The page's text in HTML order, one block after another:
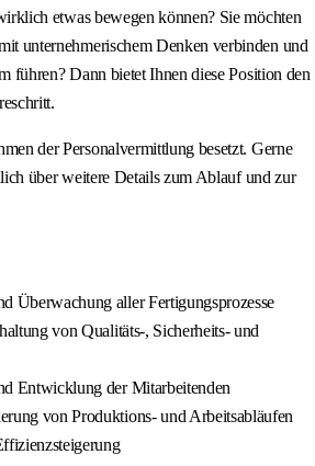
etwas bewegen können? Sie möchten
unternehmerischem Denken verbinden und
führen? Dann bietet Ihnen diese Position den
der Personalvermittlung besetzt. Gerne
über weitere Details zum Ablauf und zur
Überwachung aller Fertigungsprozesse
von Qualitäts-, Sicherheits- und
Entwicklung der Mitarbeitenden
von Produktions- und Arbeitsabläufen